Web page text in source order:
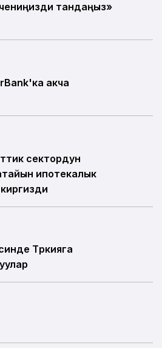
чениңизди тандаңыз»
акча
сектордун
ипотекалык
Түркияга